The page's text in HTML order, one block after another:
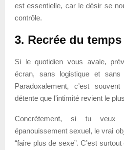
est essentielle, car le désir se
contrôle.
3. Recrée du
Si le quotidien vous avale,
écran, sans logistique et sans
Paradoxalement, c’est
détente que l’intimité revient le
Concrètement, si tu veux
épanouissement sexuel, le vrai
“faire plus de sexe”. C’est